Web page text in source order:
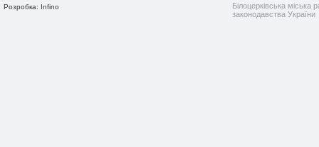
Розробка: Infino
Білоцерківська міська
законодавства України